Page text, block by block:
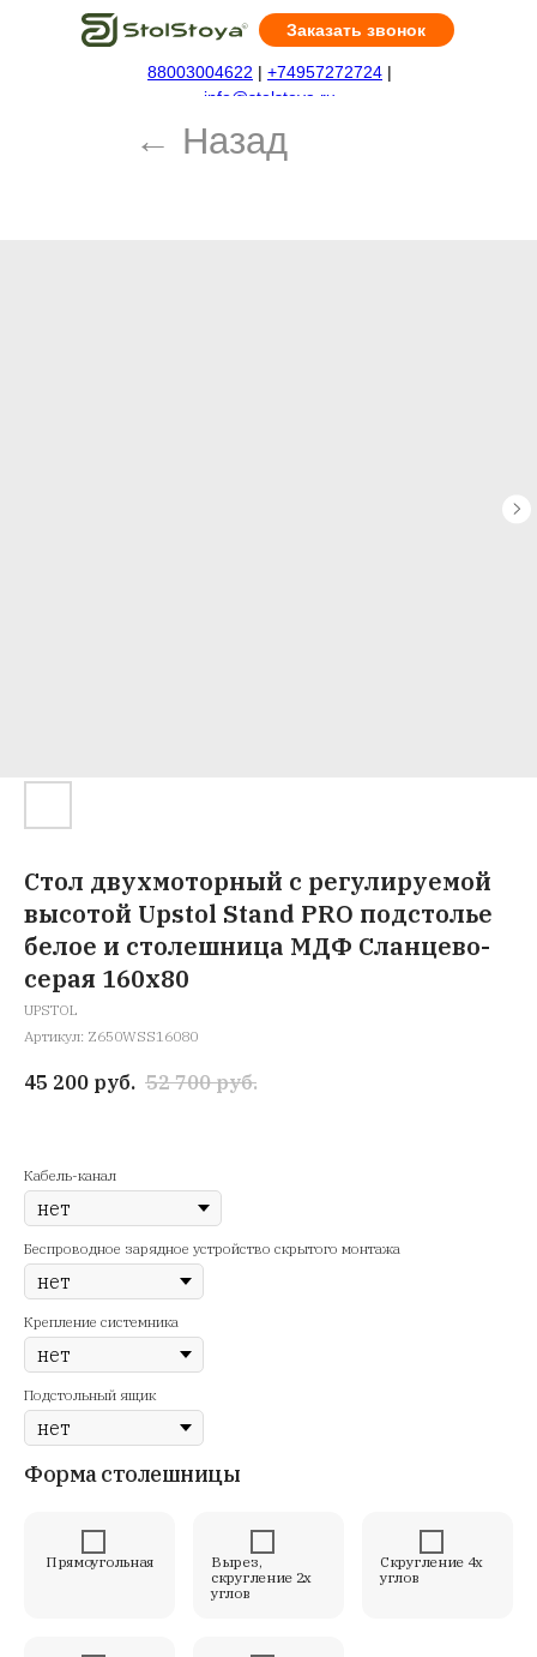
88003004622 | +74957272724 |
info@stolstoya.ru
Заказать звонок
← Назад
Стол двухмоторный с регулируемой
высотой Upstol Stand PRO подстолье
белое и столешница МДФ Сланцево-
серая 160х80
UPSTOL
Артикул: Z650WSS16080
45 200 руб. 52 700 руб.
Кабель-канал
Беспроводное зарядное устройство скрытого монтажа
Крепление системника
Подстольный ящик
Форма столешницы
Прямоугольная
Вырез,
скругление 2х
углов
Скругление 4х
углов